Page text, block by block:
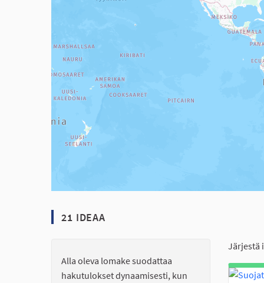
21 IDEAA
Alla oleva lomake suodattaa
hakutulokset dynaamisesti, kun
Järjestä